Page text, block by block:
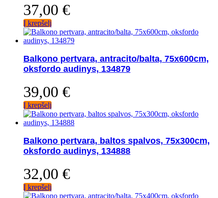
37,00 €
Į krepšelį
Balkono pertvara, antracito/balta, 75x600cm,
oksfordo audinys, 134879
39,00 €
Į krepšelį
Balkono pertvara, baltos spalvos, 75x300cm,
oksfordo audinys, 134888
32,00 €
Į krepšelį